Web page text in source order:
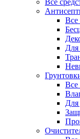
Все
Все
Для
Все
Для